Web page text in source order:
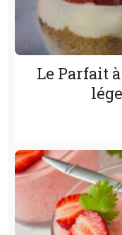
Le Parfait